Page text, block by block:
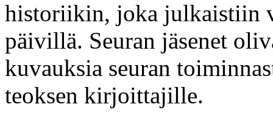
historiikin, joka julkaistiin
päivillä. Seuran jäsenet
kuvauksia seuran
teoksen kirjoittajille.